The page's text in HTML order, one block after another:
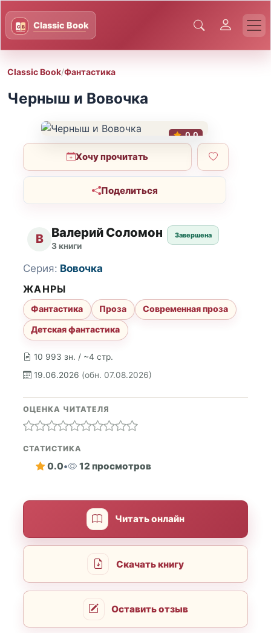
Classic Book/Фантастика
Черныш и Вовочка
0.0
Хочу прочитать
Поделиться
В Валерий Соломон
3 книги
Завершена
10 993 зн. / ~4 стр.
19.06.2026 (обн. 07.08.2026)
Серия: Вовочка
ЖАНРЫ
Фантастика Проза
Современная проза
Детская фантастика
ОЦЕНКА ЧИТАТЕЛЯ
СТАТИСТИКА
0.0• 12 просмотров
Читать онлайн
Скачать книгу
Оставить отзыв